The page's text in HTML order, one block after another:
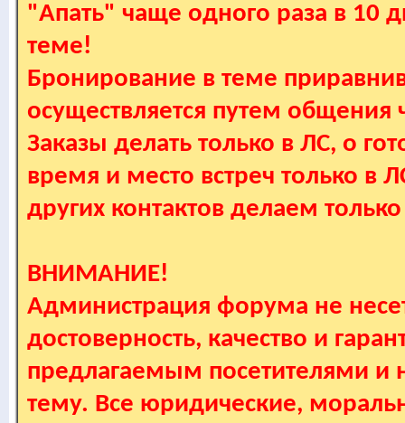
"Апать" чаще одного раза в 10
теме!
Бронирование в теме
осуществляется путем
Заказы делать только в ЛС, о
время и место встреч только в
других контактов делаем
ВНИМАНИЕ!
Администрация форума не
достоверность, качество и
предлагаемым посетителями и
тему. Все юридические,